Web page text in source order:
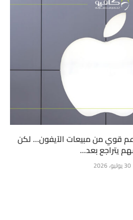
قوي من مبيعات الآيفون… لكن
يتراجع بعد...
30 يوليو، 2026